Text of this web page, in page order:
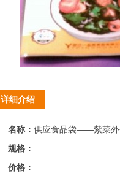
详细介绍
名称： 供应食品袋——紫菜外
规格：
价格：